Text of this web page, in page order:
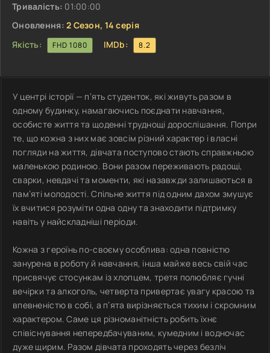
Тривалість: 01:00:00
Оновлення: 2 Сезон, 14 серія
Якість:
FHD 1080 IMDb: 8.2
У центрі історії — п’ять студенток, які живуть разом в
одному будинку, намагаючись поєднати навчання,
особисте життя та щоденні труднощі дорослішання. Попри
те, що кожна з них має зовсім різний характер і власні
погляди на життя, дівчата поступово стають справжньою
маленькою родиною. Вони разом переживають радощі,
сварки, невдачі та моменти, які назавжди залишаються в
пам’яті молодості. Спільне життя під одним дахом змушує
їх вчитися розуміти одна одну та знаходити підтримку
навіть у найскладніші періоди.
Кожна з героїнь по-своєму особлива: одна повністю
занурена в роботу й навчання, інша майже весь свій час
присвячує стосункам із хлопцем, третя полюбляє гучні
вечірки та алкоголь, четверта привертає увагу красою та
впевненістю в собі, а п’ята вирізняється тихим і скромним
характером. Саме ця різноманітність робить їхнє
співіснування непередбачуваним, кумедним і водночас
дуже щирим. Разом дівчата проходять через безліч